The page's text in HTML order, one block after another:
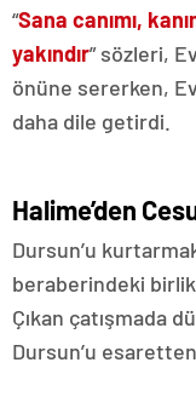
“Sana canımı,
yakındır” sözleri,
önüne sererken,
daha dile getirdi.
Halime’den
Dursun’u
beraberindeki
Çıkan çatışmada
Dursun’u